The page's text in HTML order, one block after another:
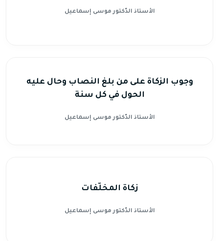
الأستاذ الدّكتور موسى إسماعيل
وجوب الزكاة على من بلغ النصاب وحال عليه
الحول في كل سنة
الأستاذ الدّكتور موسى إسماعيل
زكاة المخلّفات
الأستاذ الدّكتور موسى إسماعيل